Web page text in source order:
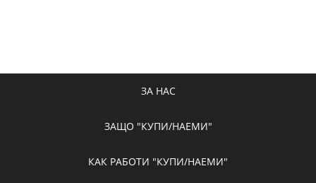
ЗА НАС
ЗАЩО "КУПИ/НАЕМИ"
КАК РАБОТИ "КУПИ/НАЕМИ"